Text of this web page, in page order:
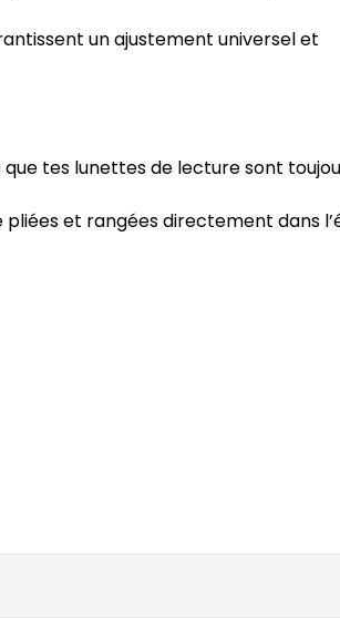
un ajustement universel et
tes lunettes de lecture sont
et rangées directement dans